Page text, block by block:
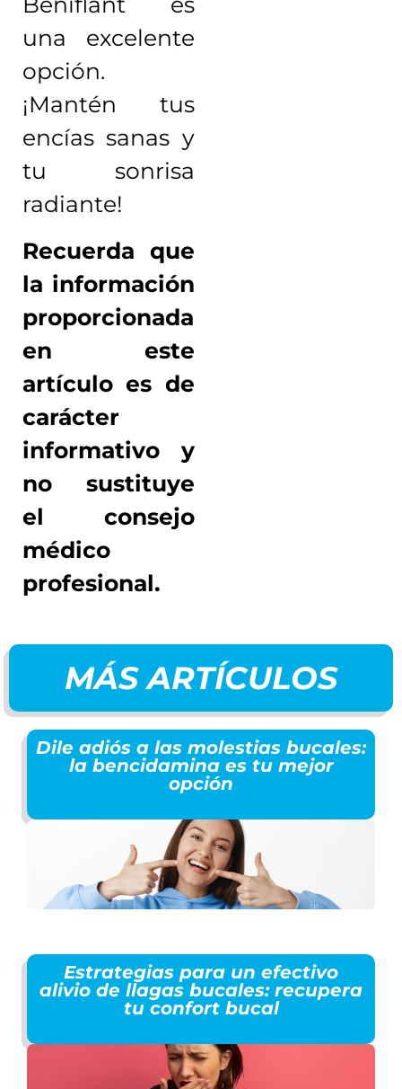
una excelente
opción.
¡Mantén tus
encías sanas y
tu sonrisa
radiante!
Recuerda que
la información
proporcionada
en este
artículo es de
carácter
informativo y
no sustituye
el consejo
médico
profesional.
MÁS ARTÍCULOS
Dile adiós a las molestias bucales:
la bencidamina es tu mejor
opción
Estrategias para un efectivo
alivio de llagas bucales: recupera
tu confort bucal